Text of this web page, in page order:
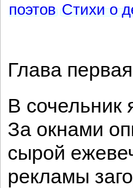
поэтов Стихи о
Глава первая
В сочельник
За окнами
сырой
рекламы